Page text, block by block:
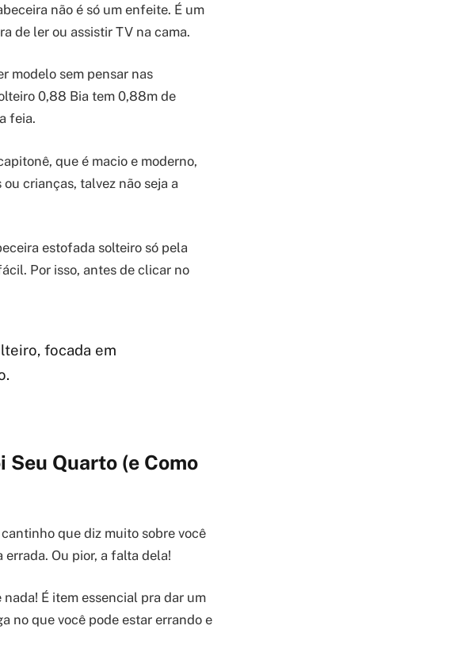
não é só um enfeite. É um
de ler ou assistir TV na cama.
modelo sem pensar nas
0,88 Bia tem 0,88m de
feia.
que é macio e moderno,
crianças, talvez não seja a
estofada solteiro só pela
Por isso, antes de clicar no
focada em
Seu Quarto (e Como
que diz muito sobre você
Ou pior, a falta dela!
É item essencial pra dar um
no que você pode estar errando e